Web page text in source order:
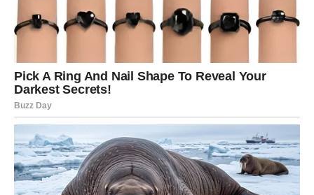
Otopite tamnu čokoladu na pari ili u mikrovalnoj pećnici.
Kada se potpuno otopi, prelijte čokoladu preko torte,
pazeći da se lijepo razlije niz stranice za estetski efekt.
5. Posluživanje:
Pustite tortu da odstoji dok se preljev ne stvrdne, zatim
narežite na komade i poslužite.
Savjeti za posluživanje: